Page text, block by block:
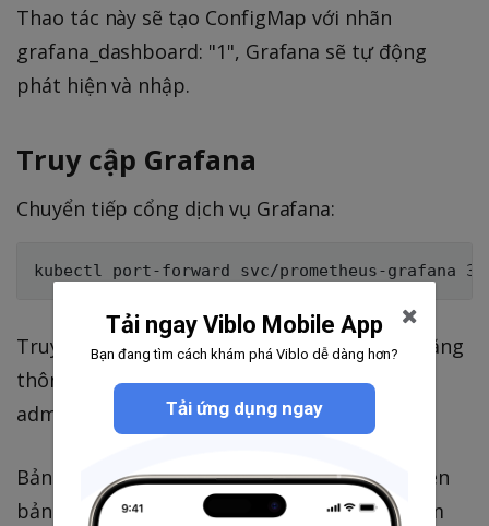
Thao tác này sẽ tạo ConfigMap với nhãn
grafana_dashboard: "1", Grafana sẽ tự động
phát hiện và nhập.
Truy cập Grafana
Chuyển tiếp cổng dịch vụ Grafana:
Truy cập Grafana tạihttp://localhost:3000
bằng
thông tin đăng nhập mặc định (thường là
admin/prom-operator).
Bảng điều khiển Redis hiện có sẵn trong phiên
bản Grafana của bạn. Để tìm thấy nó, hãy làm
Tải ngay Viblo Mobile App
Bạn đang tìm cách khám phá Viblo dễ dàng hơn?
Tải ứng dụng ngay